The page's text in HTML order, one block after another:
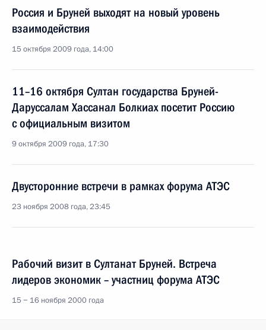
Россия и Бруней выходят на новый уровень
взаимодействия
15 октября 2009 года, 14:00
11–16 октября Султан государства Бруней-
Даруссалам Хассанал Болкиах посетит Россию
с официальным визитом
9 октября 2009 года, 17:30
Двусторонние встречи в рамках форума АТЭС
23 ноября 2008 года, 23:45
Рабочий визит в Султанат Бруней. Встреча
лидеров экономик – участниц форума АТЭС
15 − 16 ноября 2000 года